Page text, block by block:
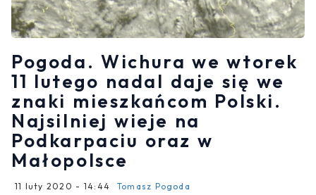
Pogoda. Wichura we wtorek
11 lutego nadal daje się we
znaki mieszkańcom Polski.
Najsilniej wieje na
Podkarpaciu oraz w
Małopolsce
11 luty 2020 - 14:44 Tomasz Pogoda